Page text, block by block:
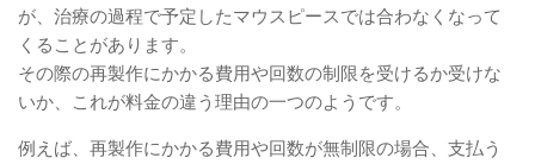
が、治療の過程で予定したマウスピースでは合わなくなって
くることがあります。
その際の再製作にかかる費用や回数の制限を受けるか受けな
いか、これが料金の違う理由の一つのようです。
例えば、再製作にかかる費用や回数が無制限の場合、支払う